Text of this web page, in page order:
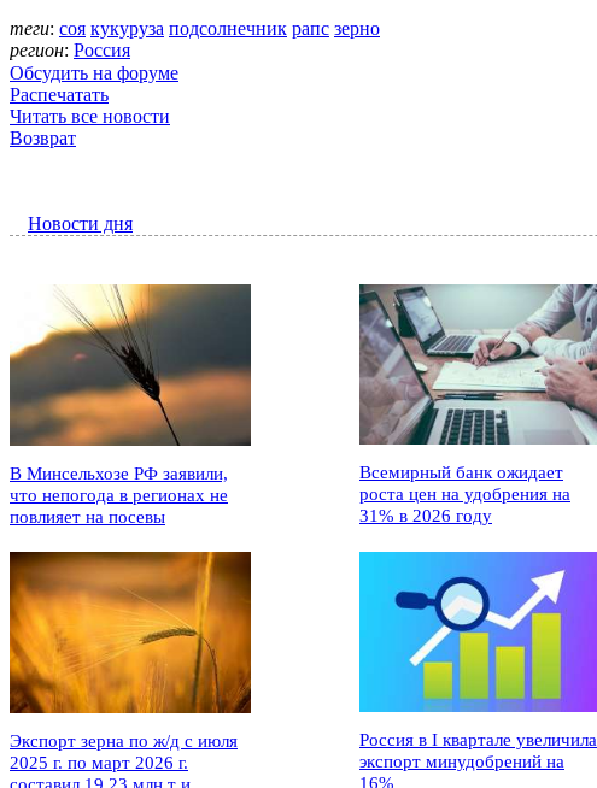
теги: соя кукуруза подсолнечник рапс зерно
регион: Россия
Обсудить на форуме
Распечатать
Читать все новости
Возврат
Новости дня
В Минсельхозе РФ заявили,
что непогода в регионах не
повлияет на посевы
Всемирный банк ожидает
роста цен на удобрения на
31% в 2026 году
Экспорт зерна по ж/д с июля
2025 г. по март 2026 г.
Россия в I квартале увеличила
экспорт минудобрений на
16%